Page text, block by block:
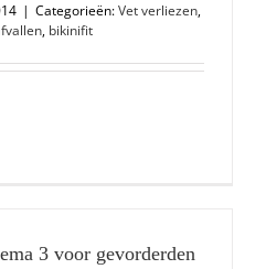
| Categorieën:Vet verliezen,
, bikinifit
3 voor gevorderden